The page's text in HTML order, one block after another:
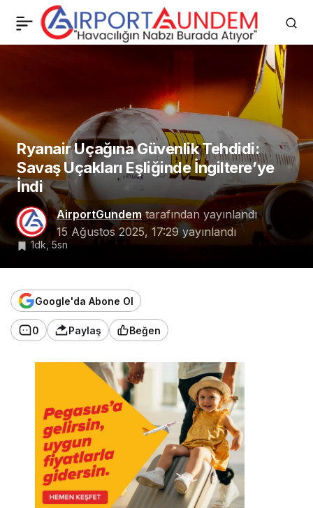
Ryanair Uçağına Güvenlik Tehdidi:
Savaş Uçakları Eşliğinde İngiltere’ye
İndi
AirportGundemtarafından yayınlandı
15 Ağustos 2025, 17:29yayınlandı
1dk, 5sn
Google'da Abone Ol
0 Paylaş Beğen
Air Canada Grevi 0 Paylaş